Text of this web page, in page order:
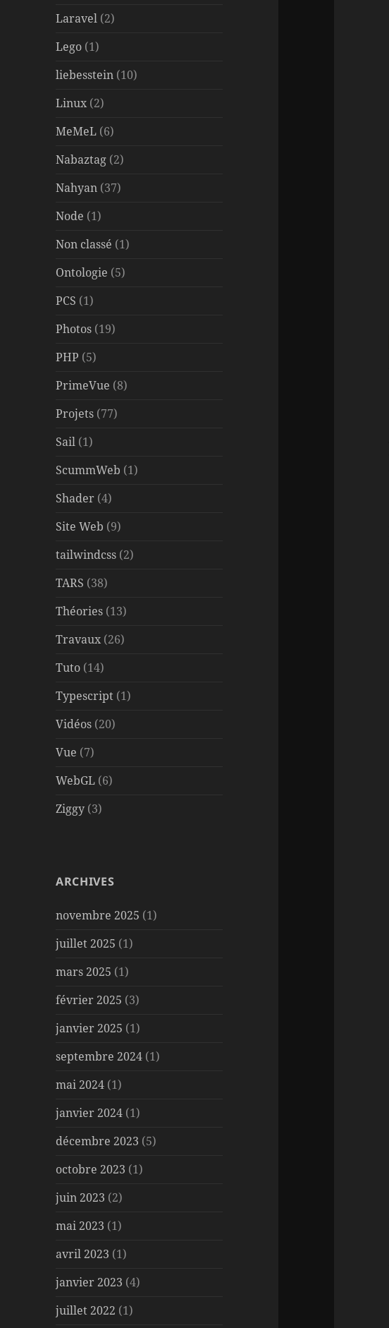
Laravel (2)
Lego (1)
liebesstein (10)
Linux (2)
MeMeL (6)
Nabaztag (2)
Nahyan (37)
Node (1)
Non classé (1)
Ontologie (5)
PCS (1)
Photos (19)
PHP (5)
PrimeVue (8)
Projets (77)
Sail (1)
ScummWeb (1)
Shader (4)
Site Web (9)
tailwindcss (2)
TARS (38)
Théories (13)
Travaux (26)
Tuto (14)
Typescript (1)
Vidéos (20)
Vue (7)
WebGL (6)
Ziggy (3)
ARCHIVES
novembre 2025 (1)
juillet 2025 (1)
mars 2025 (1)
février 2025 (3)
janvier 2025 (1)
septembre 2024 (1)
mai 2024 (1)
janvier 2024 (1)
décembre 2023 (5)
octobre 2023 (1)
juin 2023 (2)
mai 2023 (1)
avril 2023 (1)
janvier 2023 (4)
juillet 2022 (1)